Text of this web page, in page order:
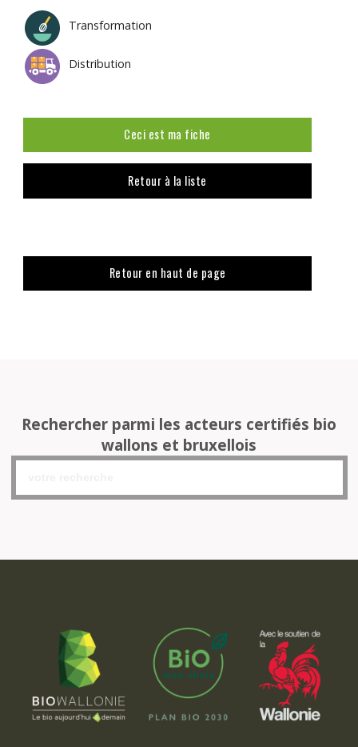
Transformation
Distribution
Ceci est ma fiche
Retour à la liste
Retour en haut de page
Rechercher parmi les acteurs certifiés bio
wallons et bruxellois